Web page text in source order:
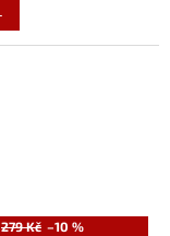
279 Kč –10 %